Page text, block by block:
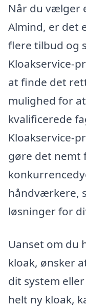
Når du vælger
Almind, er det
flere tilbud og
Kloakservice-
at finde det
mulighed for
kvalificerede
Kloakservice-
gøre det nemt
håndværkere,
løsninger for
Uanset om du
kloak, ønsker
dit system
helt ny kloak,